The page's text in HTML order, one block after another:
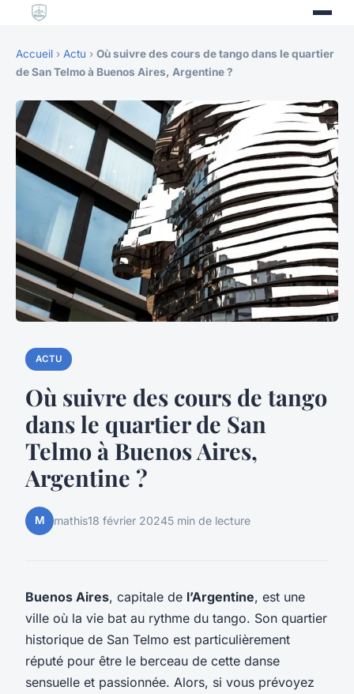
Accueil › Actu › Où suivre des cours de tango dans le quartier
de San Telmo à Buenos Aires, Argentine ?
ACTU
Où suivre des cours de tango
dans le quartier de San
Telmo à Buenos Aires,
Argentine ?
M mathis18 février 20245 min de lecture
Buenos Aires, capitale de l’Argentine, est une
ville où la vie bat au rythme du tango. Son quartier
historique de San Telmo est particulièrement
réputé pour être le berceau de cette danse
sensuelle et passionnée. Alors, si vous prévoyez